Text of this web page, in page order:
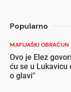
Popularno
MAFIJAŠKI OBRAČUN
Ovo je Elez
ću se u Lukavicu
o glavi"